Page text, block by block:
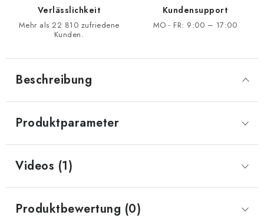
Verlässlichkeit
Mehr als 22 810 zufriedene
Kunden.
Kundensupport
MO - FR: 9:00 – 17:00
Beschreibung
Produktparameter
Videos (1)
Produktbewertung (0)